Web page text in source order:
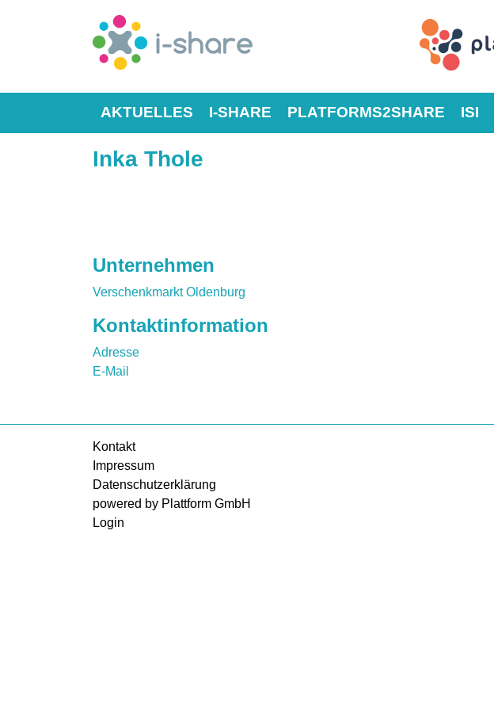
AKTUELLES I-SHARE PLATFORMS2SHARE ISI
Inka Thole
Unternehmen
Verschenkmarkt Oldenburg
Kontaktinformation
Adresse
E-Mail
Kontakt
Impressum
Datenschutzerklärung
powered by Plattform GmbH
Login